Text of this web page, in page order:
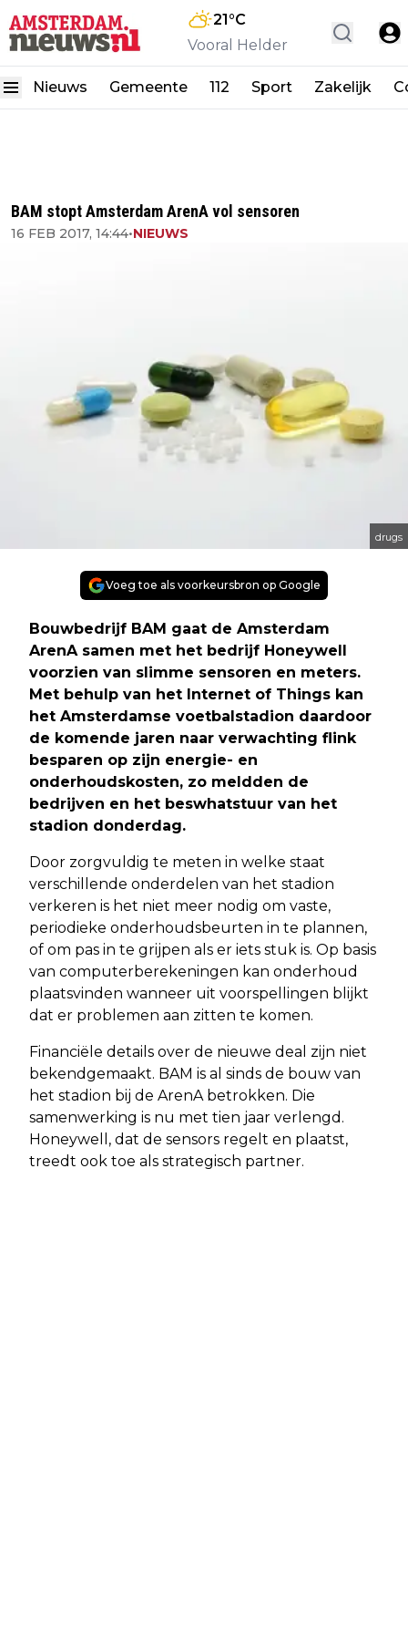
21°C
Vooral Helder
Nieuws Gemeente 112 Sport Zakelijk
BAM stopt Amsterdam ArenA vol sensoren
16 FEB 2017, 14:44•NIEUWS
drugs
Voeg toe als voorkeursbron op Google
Bouwbedrijf BAM gaat de Amsterdam
ArenA samen met het bedrijf Honeywell
voorzien van slimme sensoren en meters.
Met behulp van het Internet of Things kan
het Amsterdamse voetbalstadion daardoor
de komende jaren naar verwachting flink
besparen op zijn energie- en
onderhoudskosten, zo meldden de
bedrijven en het beswhatstuur van het
stadion donderdag.
Door zorgvuldig te meten in welke staat
verschillende onderdelen van het stadion
verkeren is het niet meer nodig om vaste,
periodieke onderhoudsbeurten in te plannen,
of om pas in te grijpen als er iets stuk is. Op basis
van computerberekeningen kan onderhoud
plaatsvinden wanneer uit voorspellingen blijkt
dat er problemen aan zitten te komen.
Financiële details over de nieuwe deal zijn niet
bekendgemaakt. BAM is al sinds de bouw van
het stadion bij de ArenA betrokken. Die
samenwerking is nu met tien jaar verlengd.
Honeywell, dat de sensors regelt en plaatst,
treedt ook toe als strategisch partner.